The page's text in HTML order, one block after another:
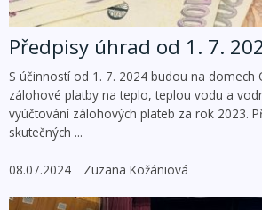
Předpisy úhrad od 1. 7.
S účinností od 1. 7. 2024 budou na domech
zálohové platby na teplo, teplou vodu a
vyúčtování zálohových plateb za rok 2023.
skutečných ...
08.07.2024 Zuzana Kožániová